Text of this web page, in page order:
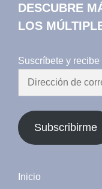
DESCUBRE
LOS
Suscríbete y recibe
Dirección
correo
electrónico
Subscribirme
Inicio